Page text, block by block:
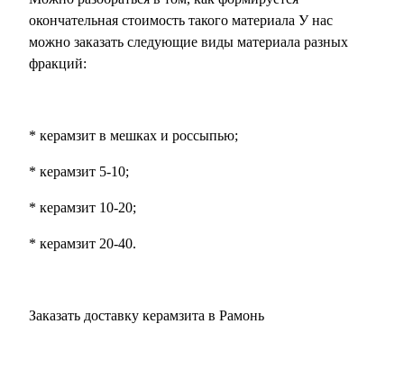
окончательная стоимость такого материала У нас
можно заказать следующие виды материала разных
фракций:
* керамзит в мешках и россыпью;
* керамзит 5-10;
* керамзит 10-20;
* керамзит 20-40.
Заказать доставку керамзита в Рамонь